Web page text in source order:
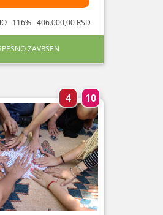
116% 406.000,00 RSD
ZAVRŠEN
4 10